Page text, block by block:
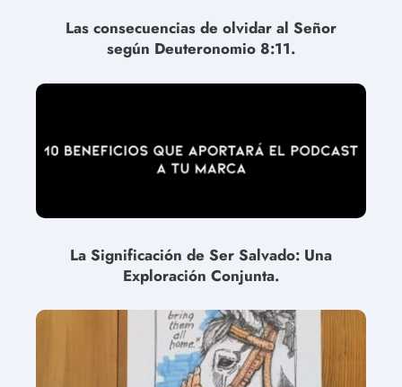
Las consecuencias de olvidar al Señor
según Deuteronomio 8:11.
La Significación de Ser Salvado: Una
Exploración Conjunta.